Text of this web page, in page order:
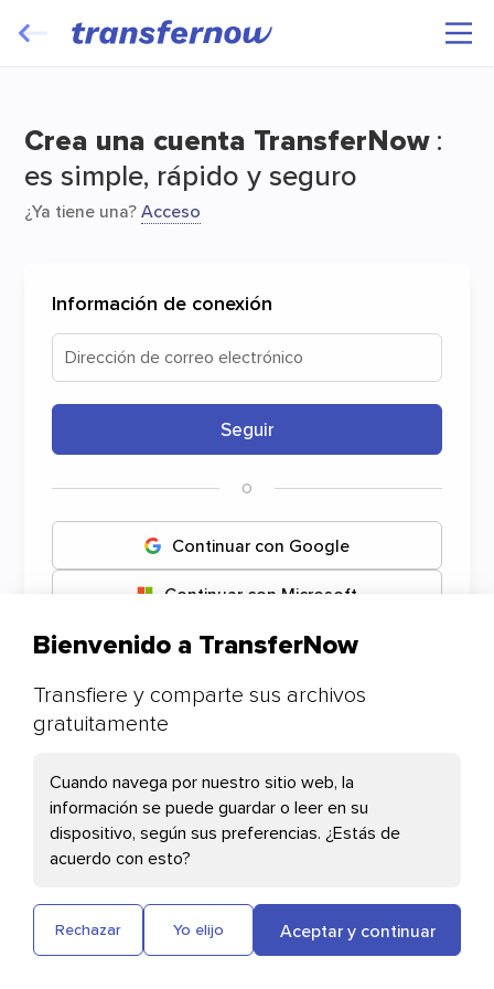
forma gratuita
Inicio
Crea una cuenta TransferNow:
es simple, rápido y seguro
¿Ya tiene una? Acceso
Información de conexión
Dirección de correo electrónico
Seguir
Continuar con Google
Continuar con Microsoft
Continuar con Apple
Bienvenido a TransferNow
Transfiere y comparte sus archivos
gratuitamente
Cuando navega por nuestro sitio web, la
información se puede guardar o leer en su
dispositivo, según sus preferencias. ¿Estás de
acuerdo con esto?
Rechazar Yo elijo Aceptar y continuar
Sus preferencias de cookies
Las cookies necesarias
de páginas y la autenticación de usuarios